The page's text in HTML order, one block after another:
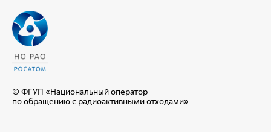
© ФГУП «Национальный оператор
по обращению с радиоактивными отходами»